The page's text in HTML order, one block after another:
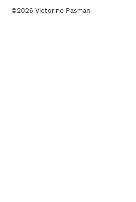
©2026 Victorine Pasman